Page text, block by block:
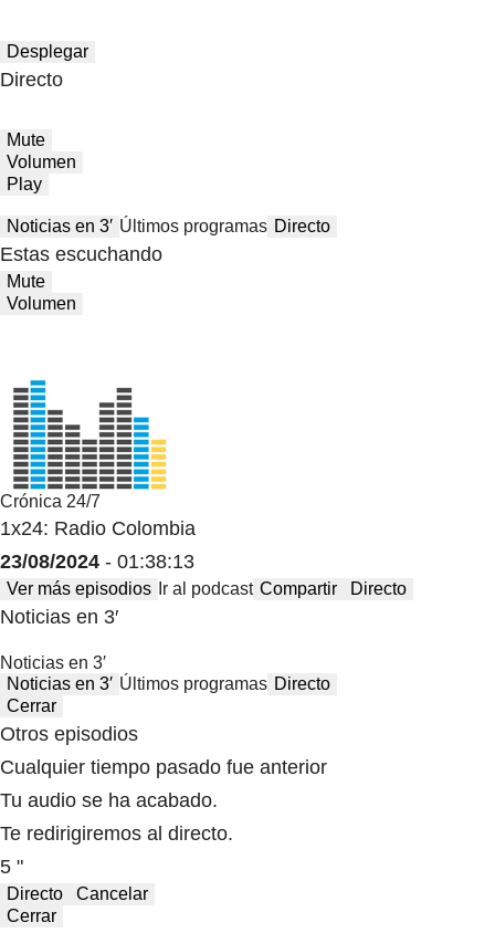
Desplegar
Directo
Mute
Volumen
Play
Noticias en 3′ Últimos programas Directo
Estas escuchando
Mute
Volumen
Crónica 24/7
1x24: Radio Colombia
23/08/2024 - 01:38:13
Ver más episodios Ir al podcast Compartir Directo
Noticias en 3′
Noticias en 3′
Noticias en 3′ Últimos programas Directo
Cerrar
Otros episodios
Cualquier tiempo pasado fue anterior
Tu audio se ha acabado.
Te redirigiremos al directo.
5 "
Directo
Cancelar
Cerrar